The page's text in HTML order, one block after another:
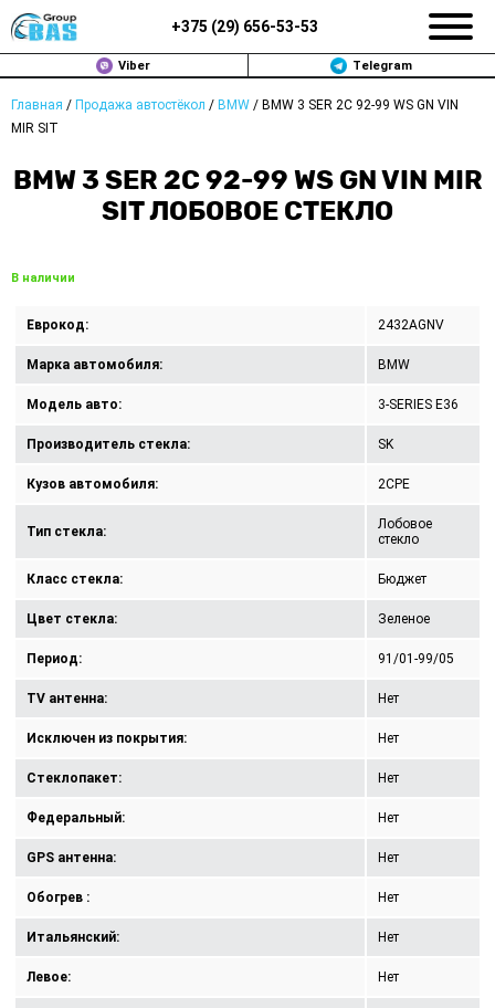
+375 (29) 656-53-53
Viber Telegram
Главная / Продажа автостёкол / BMW / BMW 3 SER 2C 92-99 WS GN VIN
MIR SIT
BMW 3 SER 2C 92-99 WS GN VIN MIR
SIT ЛОБОВОЕ СТЕКЛО
В наличии
Еврокод: 2432AGNV
Марка автомобиля: BMW
Модель авто: 3-SERIES E36
Производитель стекла: SK
Кузов автомобиля: 2CPE
Тип стекла:
Лобовое
стекло
Класс стекла: Бюджет
Цвет стекла: Зеленое
Период: 91/01-99/05
TV антенна: Нет
Исключен из покрытия: Нет
Стеклопакет: Нет
Федеральный: Нет
GPS антенна: Нет
Обогрев : Нет
Итальянский: Нет
Левое: Нет
ЗАМЕНА АВТОСТЕКОЛ В МИНСКЕ
ПРОДАЖА АВТОСТЁКОЛ
ДОП. УСЛУГИ
ВОПРОС-ОТВЕТ
КОНТАКТЫ